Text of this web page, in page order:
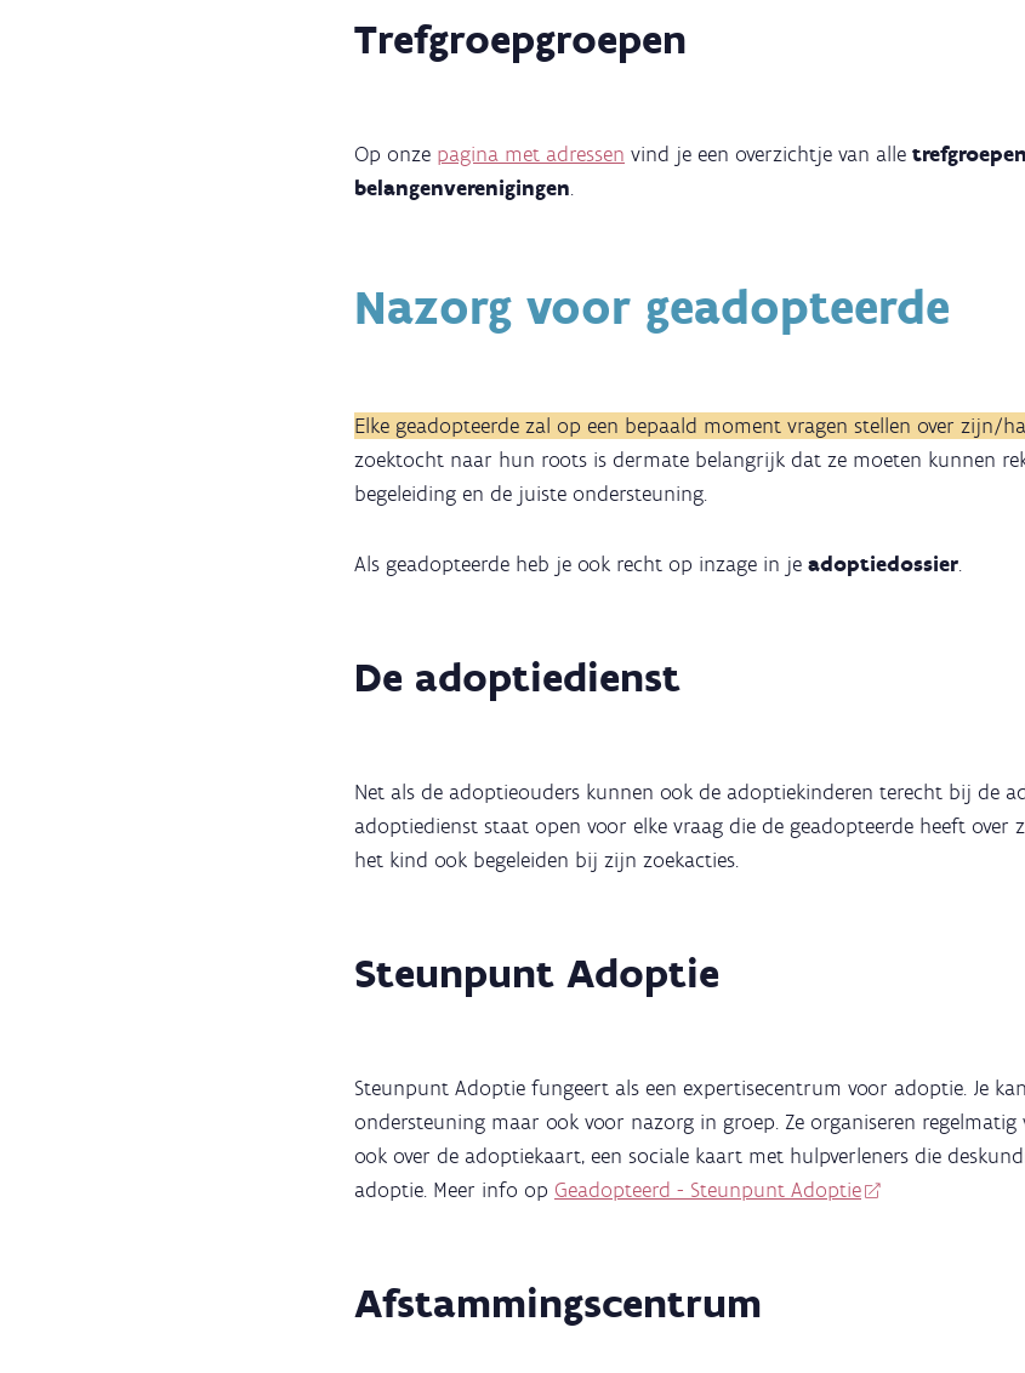
Trefgroepgroepen
Op onze pagina met adressen vind je een overzichtje van alle
belangenverenigingen.
Nazorg voor geadopteerde
Elke geadopteerde zal op een bepaald moment vragen stellen over zijn/
zoektocht naar hun roots is dermate belangrijk dat ze moeten kunnen
begeleiding en de juiste ondersteuning.
Als geadopteerde heb je ook recht op inzage in je adoptiedossier.
De adoptiedienst
Net als de adoptieouders kunnen ook de adoptiekinderen terecht bij de
adoptiedienst staat open voor elke vraag die de geadopteerde heeft over
het kind ook begeleiden bij zijn zoekacties.
Steunpunt Adoptie
Steunpunt Adoptie fungeert als een expertisecentrum voor adoptie. Je
ondersteuning maar ook voor nazorg in groep. Ze organiseren regelmatig
ook over de adoptiekaart, een sociale kaart met hulpverleners die
adoptie. Meer info op Geadopteerd - Steunpunt Adoptie
Afstammingscentrum